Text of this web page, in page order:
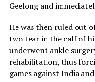
Geelong and
He was then ruled out
two tear in the calf of
underwent ankle
rehabilitation, thus
games against India